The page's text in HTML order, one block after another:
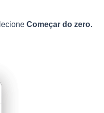
Começar do zero.